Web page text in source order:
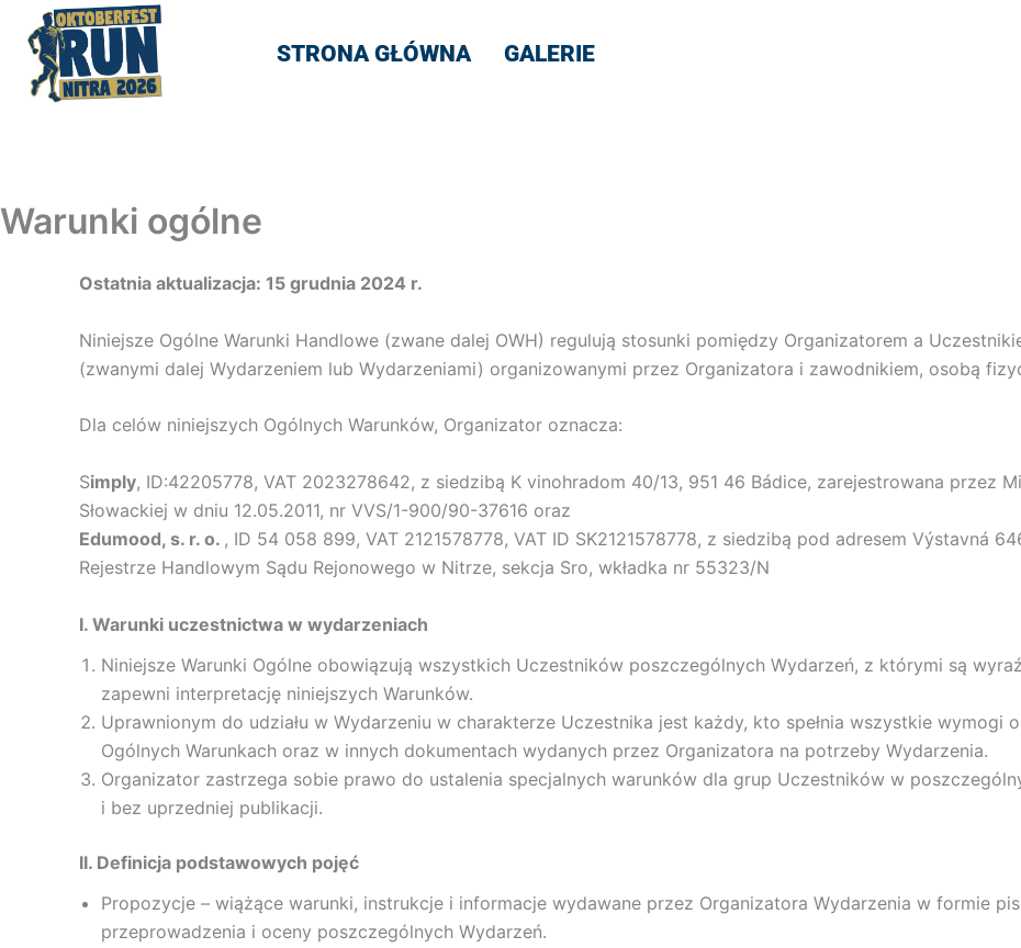
STRONA GŁÓWNA GALERIE
Warunki ogólne
Ostatnia aktualizacja: 15 grudnia 2024 r.
Niniejsze Ogólne Warunki Handlowe (zwane dalej OWH) regulują stosunki pomiędzy Organizatorem a
(zwanymi dalej Wydarzeniem lub Wydarzeniami) organizowanymi przez Organizatora i zawodnikiem, osobą
Dla celów niniejszych Ogólnych Warunków, Organizator oznacza:
Simply, ID:42205778, VAT 2023278642, z siedzibą K vinohradom 40/13, 951 46 Bádice, zarejestrowana przez
Słowackiej w dniu 12.05.2011, nr VVS/1-900/90-37616 oraz
Edumood, s. r. o. , ID 54 058 899, VAT 2121578778, VAT ID SK2121578778, z siedzibą pod adresem Výstavná
Rejestrze Handlowym Sądu Rejonowego w Nitrze, sekcja Sro, wkładka nr 55323/N
I. Warunki uczestnictwa w wydarzeniach
Niniejsze Warunki Ogólne obowiązują wszystkich Uczestników poszczególnych Wydarzeń, z którymi są
zapewni interpretację niniejszych Warunków.
Uprawnionym do udziału w Wydarzeniu w charakterze Uczestnika jest każdy, kto spełnia wszystkie wymogi
Ogólnych Warunkach oraz w innych dokumentach wydanych przez Organizatora na potrzeby Wydarzenia.
Organizator zastrzega sobie prawo do ustalenia specjalnych warunków dla grup Uczestników w
i bez uprzedniej publikacji.
II. Definicja podstawowych pojęć
Propozycje – wiążące warunki, instrukcje i informacje wydawane przez Organizatora Wydarzenia w formie
przeprowadzenia i oceny poszczególnych Wydarzeń.